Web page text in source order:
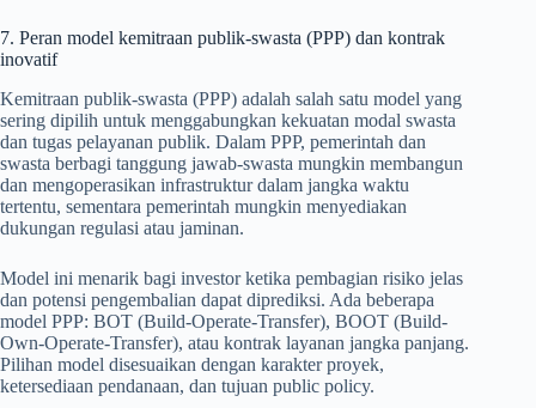
7. Peran model kemitraan publik-swasta (PPP) dan kontrak
inovatif
Kemitraan publik-swasta (PPP) adalah salah satu model yang
sering dipilih untuk menggabungkan kekuatan modal swasta
dan tugas pelayanan publik. Dalam PPP, pemerintah dan
swasta berbagi tanggung jawab-swasta mungkin membangun
dan mengoperasikan infrastruktur dalam jangka waktu
tertentu, sementara pemerintah mungkin menyediakan
dukungan regulasi atau jaminan.
Model ini menarik bagi investor ketika pembagian risiko jelas
dan potensi pengembalian dapat diprediksi. Ada beberapa
model PPP: BOT (Build-Operate-Transfer), BOOT (Build-
Own-Operate-Transfer), atau kontrak layanan jangka panjang.
Pilihan model disesuaikan dengan karakter proyek,
ketersediaan pendanaan, dan tujuan public policy.